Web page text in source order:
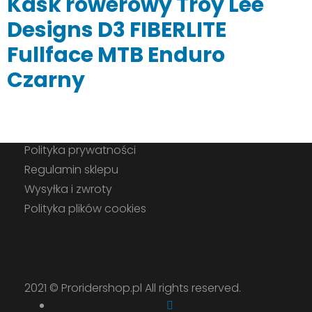
wariantów.
Opcje
można
wybrać
Designs D3 FIBERLITE
Fullface MTB Enduro
Czarny
Polityka prywatności
Regulamin sklepu
Wysyłka i zwroty
Polityka plików cookies
2021 © Proridershop.pl All rights reserved.